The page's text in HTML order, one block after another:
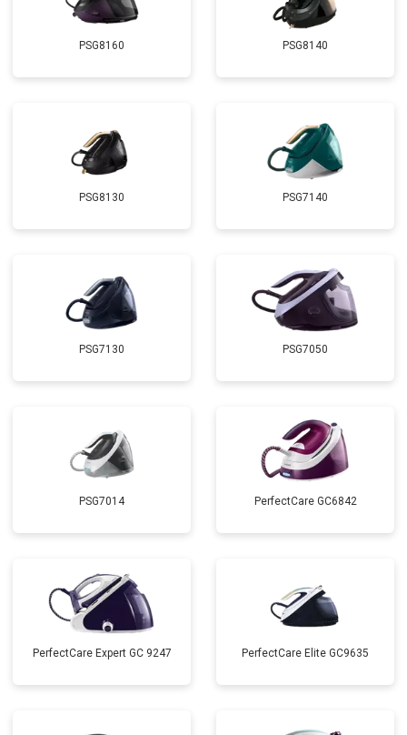
PSG8160 PSG8140
PSG8130 PSG7140
PSG7130 PSG7050
PSG7014 PerfectCare GC6842
PerfectCare Expert GC 9247 PerfectCare Elite GC9635